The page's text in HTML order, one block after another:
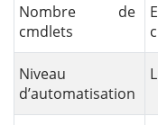
Nombre de
cmdlets
Niveau
d’automatisation